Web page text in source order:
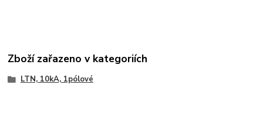
Zboží zařazeno v kategoriích
LTN, 10kA, 1pólové